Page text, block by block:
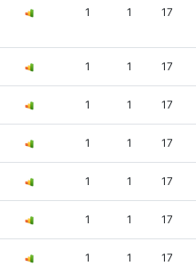
1 1 17
1 1 17
1 1 17
1 1 17
1 1 17
1 1 17
1 1 17